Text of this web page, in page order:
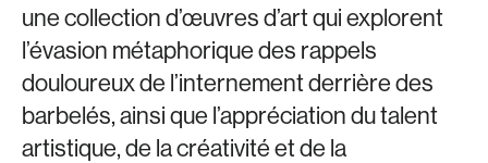
une collection d’œuvres d’art qui explorent
l’évasion métaphorique des rappels
douloureux de l’internement derrière des
barbelés, ainsi que l’appréciation du talent
artistique, de la créativité et de la